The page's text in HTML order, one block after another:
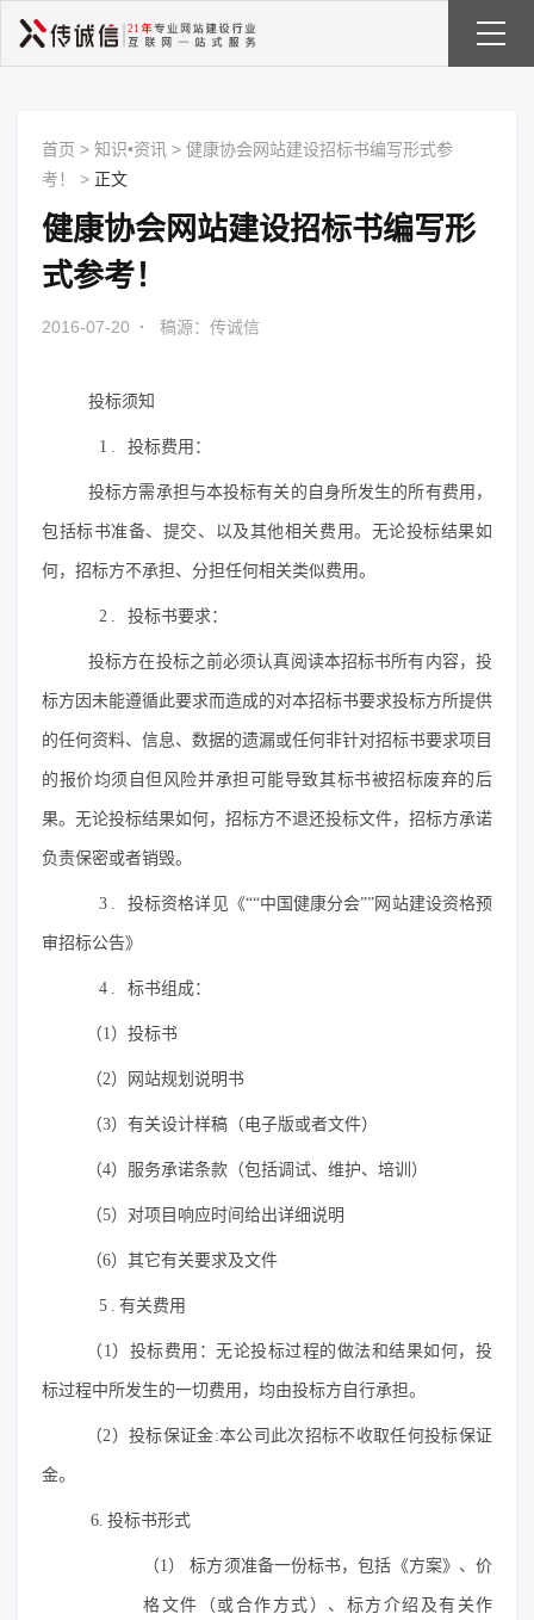
首页 > 知识•资讯 > 健康协会网站建设招标书编写形式参
考！
> 正文
健康协会网站建设招标书编写形
式参考！
2016-07-20 · 稿源：传诚信
投标须知
1. 投标费用：
投标方需承担与本投标有关的自身所发生的所有费用，
包括标书准备、提交、以及其他相关费用。无论投标结果如
何，招标方不承担、分担任何相关类似费用。
2. 投标书要求：
投标方在投标之前必须认真阅读本招标书所有内容，投
标方因未能遵循此要求而造成的对本招标书要求投标方所提供
的任何资料、信息、数据的遗漏或任何非针对招标书要求项目
的报价均须自但风险并承担可能导致其标书被招标废弃的后
果。无论投标结果如何，招标方不退还投标文件，招标方承诺
负责保密或者销毁。
3.投标资格详见《““中国健康分会””网站建设资格预
审招标公告》
4. 标书组成：
（1）投标书
（2）网站规划说明书
（3）有关设计样稿（电子版或者文件）
（4）服务承诺条款（包括调试、维护、培训）
（5）对项目响应时间给出详细说明
（6）其它有关要求及文件
5. 有关费用
（1）投标费用：无论投标过程的做法和结果如何，投
标过程中所发生的一切费用，均由投标方自行承担。
（2）投标保证金:本公司此次招标不收取任何投标保证
金。
6. 投标书形式
（1） 标方须准备一份标书，包括《方案》、价
格文件（或合作方式）、标方介绍及有关作